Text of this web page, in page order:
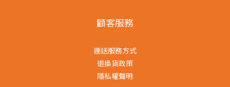
顧客服務
運送服務方式
退換貨政策
隱私權聲明